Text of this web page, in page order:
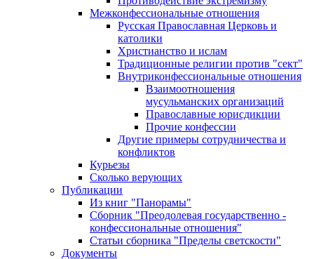
Межконфессиональные отношения
Русская Православная Церковь и
католики
Христианство и ислам
Традиционные религии против "сект"
Внутриконфессиональные отношения
Взаимоотношения
мусульманских организаций
Православные юрисдикции
Прочие конфессии
Другие примеры сотрудничества и
конфликтов
Курьезы
Сколько верующих
Публикации
Из книг "Панорамы"
Сборник "Преодолевая государственно -
конфессиональные отношения"
Статьи сборника "Пределы светскости"
Документы